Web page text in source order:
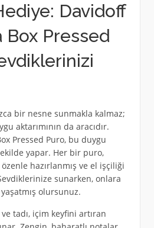
Davidoff
Box Pressed
bir nesne sunmakla kalmaz;
aktarımının da aracıdır.
Pressed Puro, bu duygu
yapar. Her bir puro,
hazırlanmış ve el işçiliği
sunarken, onlara
olursunuz.
tadı, içim keyfini artıran